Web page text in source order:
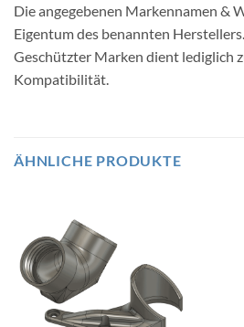
Die angegebenen Markennamen &
Eigentum des benannten
Geschützter Marken dient lediglich
Kompatibilität.
ÄHNLICHE PRODUKTE